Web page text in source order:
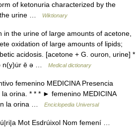
of ketonuria characterized by the
the urine …
Wiktionary
the urine of large amounts of acetone,
oxidation of large amounts of lipids;
acidosis. [acetone + G. ouron, urine] *
n(y)u̇r ē ə …
Medical dictionary
femenino MEDICINA Presencia
orina. * * * ► femenino MEDICINA
la orina …
Enciclopedia Universal
Mot Esdrúixol Nom femení …